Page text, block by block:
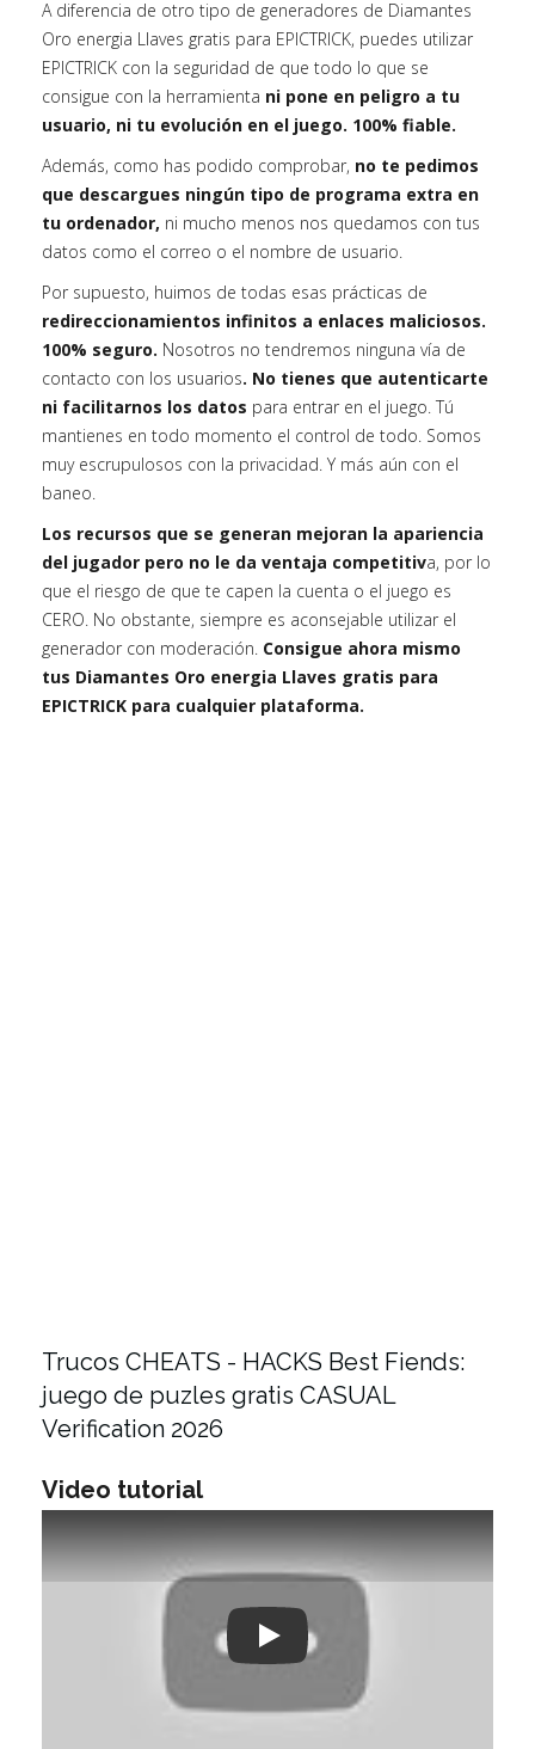
A diferencia de otro tipo de generadores de Diamantes
Oro energia Llaves gratis para EPICTRICK, puedes utilizar
EPICTRICK con la seguridad de que todo lo que se
consigue con la herramienta ni pone en peligro a tu
usuario, ni tu evolución en el juego. 100% fiable.
Además, como has podido comprobar, no te pedimos
que descargues ningún tipo de programa extra en
tu ordenador, ni mucho menos nos quedamos con tus
datos como el correo o el nombre de usuario.
Por supuesto, huimos de todas esas prácticas de
redireccionamientos infinitos a enlaces maliciosos.
100% seguro. Nosotros no tendremos ninguna vía de
contacto con los usuarios. No tienes que autenticarte
ni facilitarnos los datos para entrar en el juego. Tú
mantienes en todo momento el control de todo. Somos
muy escrupulosos con la privacidad. Y más aún con el
baneo.
Los recursos que se generan mejoran la apariencia
del jugador pero no le da ventaja competitiva, por lo
que el riesgo de que te capen la cuenta o el juego es
CERO. No obstante, siempre es aconsejable utilizar el
generador con moderación. Consigue ahora mismo
tus Diamantes Oro energia Llaves gratis para
EPICTRICK para cualquier plataforma.
Trucos CHEATS - HACKS Best Fiends:
juego de puzles gratis CASUAL
Verification 2026
Video tutorial
Play: Keynote (Google I/O '18)